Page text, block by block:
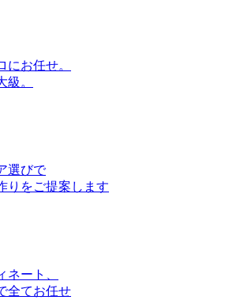
にお任せ。
。
選びで
りをご提案します
ート、
全てお任せ